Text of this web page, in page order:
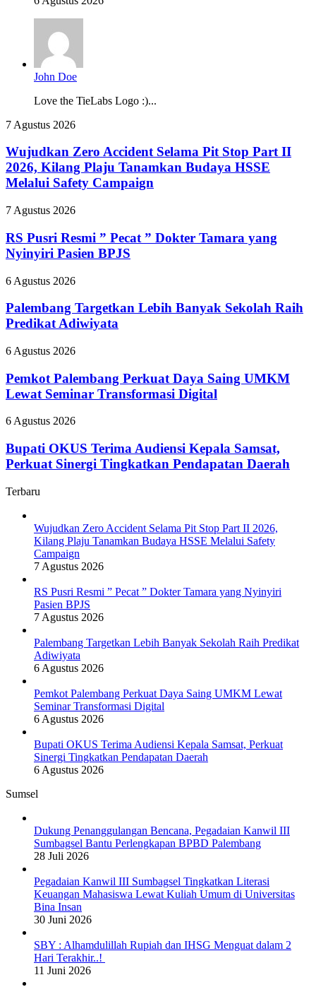
John Doe
Love the TieLabs Logo :)...
Wujudkan
Accident
Selama
Pit
Stop
II
Kilang
Plaju
Tanamkan
Budaya
HSSE
Melalui
Safety
Campaign
7 Agustus 2026
Wujudkan Zero Accident Selama Pit Stop Part II
2026, Kilang Plaju Tanamkan Budaya HSSE
Melalui Safety Campaign
RS
Resmi
”
Pecat
Dokter
yang
Nyinyiri
BPJS
7 Agustus 2026
RS Pusri Resmi ” Pecat ” Dokter Tamara yang
Nyinyiri Pasien BPJS
Palembang
Lebih
Banyak
Sekolah
Predikat
6 Agustus 2026
Palembang Targetkan Lebih Banyak Sekolah Raih
Predikat Adiwiyata
Pemkot
Perkuat
Daya
Saing
Lewat
Transformasi
Digital
6 Agustus 2026
Pemkot Palembang Perkuat Daya Saing UMKM
Lewat Seminar Transformasi Digital
Bupati
Terima
Audiensi
Kepala
Perkuat
Tingkatkan
Pendapatan
Daerah
6 Agustus 2026
Bupati OKUS Terima Audiensi Kepala Samsat,
Perkuat Sinergi Tingkatkan Pendapatan Daerah
Terbaru
Wujudkan Zero Accident Selama Pit Stop Part II 2026,
Kilang Plaju Tanamkan Budaya HSSE Melalui Safety
Campaign
7 Agustus 2026
RS Pusri Resmi ” Pecat ” Dokter Tamara yang Nyinyiri
Pasien BPJS
7 Agustus 2026
Palembang Targetkan Lebih Banyak Sekolah Raih Predikat
Adiwiyata
6 Agustus 2026
Pemkot Palembang Perkuat Daya Saing UMKM Lewat
Seminar Transformasi Digital
6 Agustus 2026
Bupati OKUS Terima Audiensi Kepala Samsat, Perkuat
Sinergi Tingkatkan Pendapatan Daerah
6 Agustus 2026
Sumsel
Dukung Penanggulangan Bencana, Pegadaian Kanwil III
Sumbagsel Bantu Perlengkapan BPBD Palembang
28 Juli 2026
Pegadaian Kanwil III Sumbagsel Tingkatkan Literasi
Keuangan Mahasiswa Lewat Kuliah Umum di Universitas
Bina Insan
30 Juni 2026
SBY : Alhamdulillah Rupiah dan IHSG Menguat dalam 2
Hari Terakhir..!
11 Juni 2026